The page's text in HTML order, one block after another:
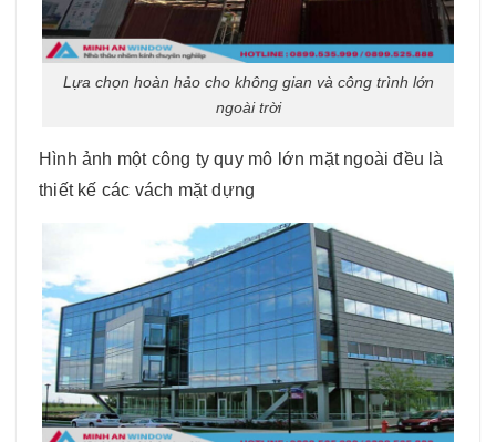
Lựa chọn hoàn hảo cho không gian và công trình lớn
ngoài trời
Hình ảnh một công ty quy mô lớn mặt ngoài đều là
thiết kế các vách mặt dựng